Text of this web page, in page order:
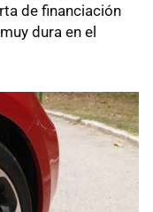
de financiación
dura en el